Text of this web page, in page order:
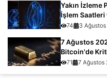
Yakın İzleme
İşlem
74 3
7 Ağustos
Bitcoin'de
71 7 Ağustos